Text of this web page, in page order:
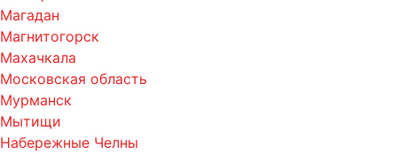
Магадан
Магнитогорск
Махачкала
Московская область
Мурманск
Мытищи
Набережные Челны